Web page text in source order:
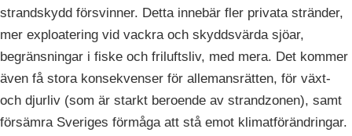
strandskydd försvinner. Detta innebär fler privata stränder,
mer exploatering vid vackra och skyddsvärda sjöar,
begränsningar i fiske och friluftsliv, med mera. Det kommer
även få stora konsekvenser för allemansrätten, för växt-
och djurliv (som är starkt beroende av strandzonen), samt
försämra Sveriges förmåga att stå emot klimatförändringar.